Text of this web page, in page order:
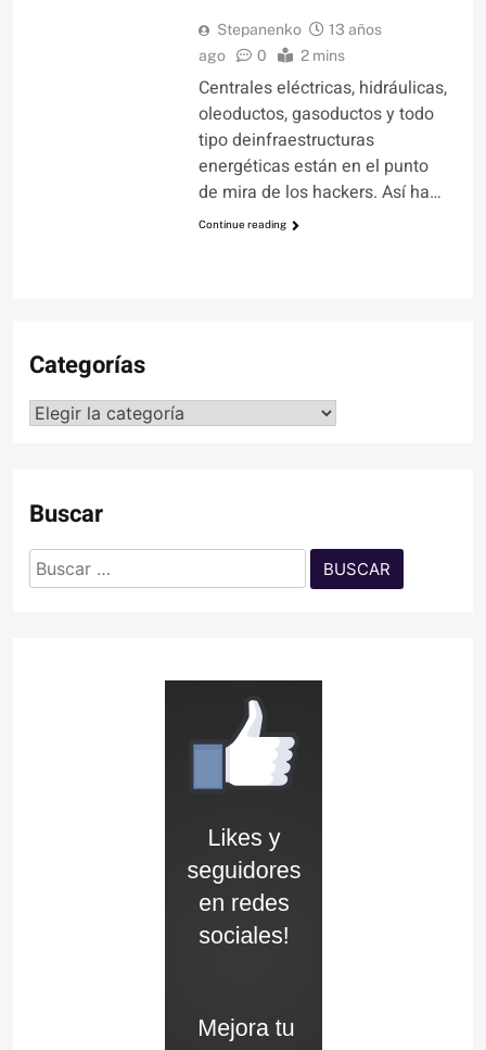
Stepanenko
13 años
ago
0 2 mins
Centrales eléctricas, hidráulicas,
oleoductos, gasoductos y todo
tipo deinfraestructuras
energéticas están en el punto
de mira de los hackers. Así ha…
Continue reading
Categorías
Categorías
Buscar
Buscar: